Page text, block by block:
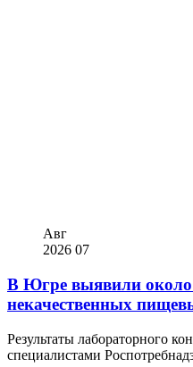
Авг
2026 07
В Югре выявили около
некачественных
Результаты лабораторного
специалистами